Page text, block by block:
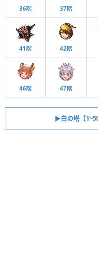
36階 37階
41階 42階
46階 47階
▶︎白の塔【